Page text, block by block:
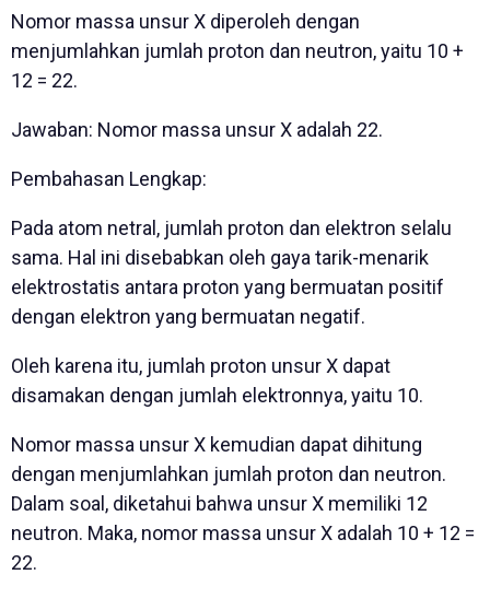
Nomor massa unsur X diperoleh dengan
menjumlahkan jumlah proton dan neutron, yaitu 10 +
12 = 22.
Jawaban: Nomor massa unsur X adalah 22.
Pembahasan Lengkap:
Pada atom netral, jumlah proton dan elektron selalu
sama. Hal ini disebabkan oleh gaya tarik-menarik
elektrostatis antara proton yang bermuatan positif
dengan elektron yang bermuatan negatif.
Oleh karena itu, jumlah proton unsur X dapat
disamakan dengan jumlah elektronnya, yaitu 10.
Nomor massa unsur X kemudian dapat dihitung
dengan menjumlahkan jumlah proton dan neutron.
Dalam soal, diketahui bahwa unsur X memiliki 12
neutron. Maka, nomor massa unsur X adalah 10 + 12 =
22.